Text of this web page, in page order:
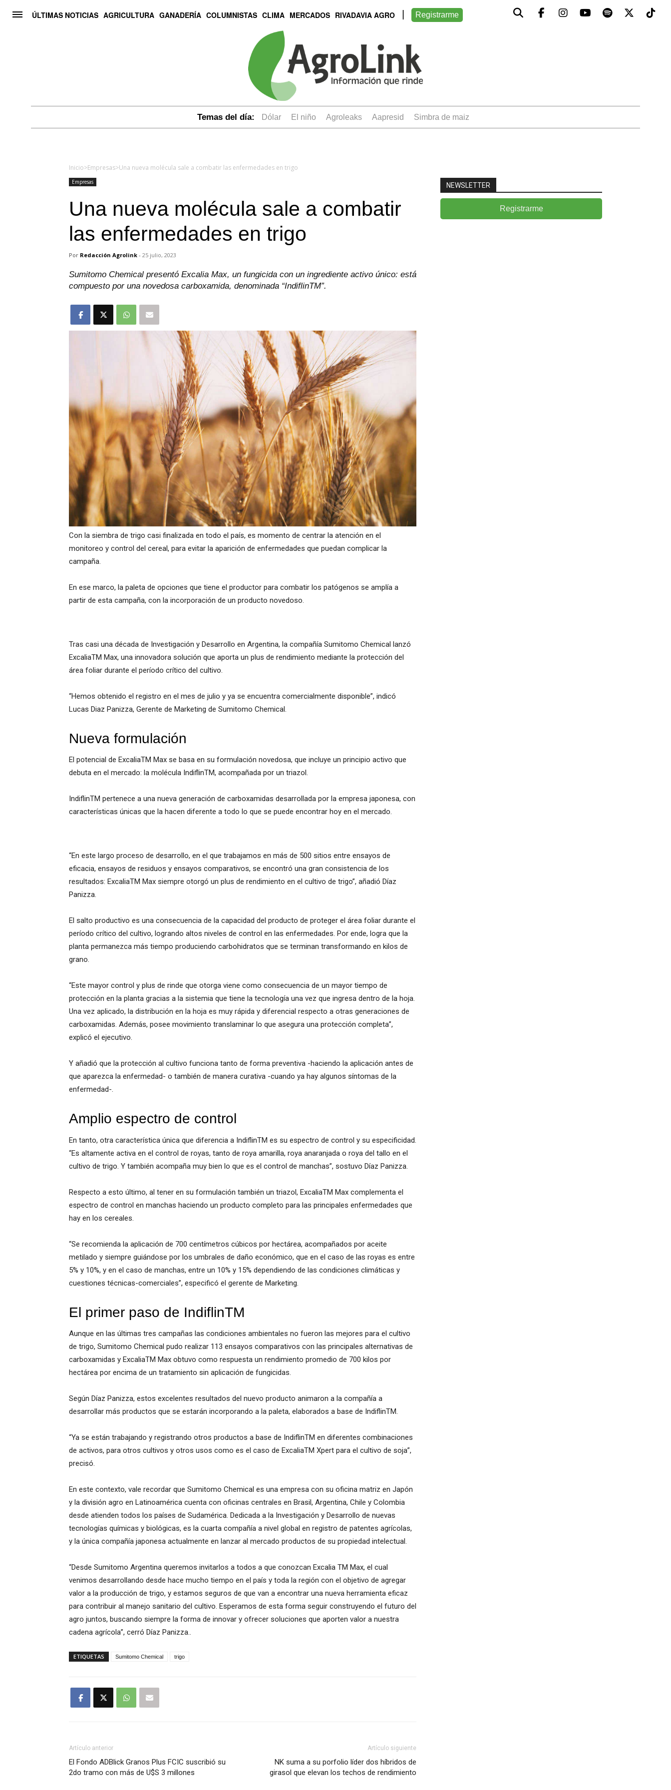
ÚLTIMAS NOTICIAS AGRICULTURA GANADERÍA COLUMNISTAS CLIMA MERCADOS RIVADAVIA AGRO Registrarme
Temas del día: dólar el niño Agroleaks aapresid simbra de maiz
Inicio>Empresas>Una nueva molécula sale a combatir las enfermedades en trigo
Empresas
Una nueva molécula sale a combatir
las enfermedades en trigo
Por Redacción Agrolink - 25 julio, 2023
Sumitomo Chemical presentó Excalia Max, un fungicida con un ingrediente activo único: está
compuesto por una novedosa carboxamida, denominada “IndiflinTM”.
Con la siembra de trigo casi finalizada en todo el país, es momento de centrar la atención en el
monitoreo y control del cereal, para evitar la aparición de enfermedades que puedan complicar la
campaña.
En ese marco, la paleta de opciones que tiene el productor para combatir los patógenos se amplía a
partir de esta campaña, con la incorporación de un producto novedoso.
Tras casi una década de Investigación y Desarrollo en Argentina, la compañía Sumitomo Chemical lanzó
ExcaliaTM Max, una innovadora solución que aporta un plus de rendimiento mediante la protección del
área foliar durante el período crítico del cultivo.
“Hemos obtenido el registro en el mes de julio y ya se encuentra comercialmente disponible”, indicó
Lucas Diaz Panizza, Gerente de Marketing de Sumitomo Chemical.
Nueva formulación
El potencial de ExcaliaTM Max se basa en su formulación novedosa, que incluye un principio activo que
debuta en el mercado: la molécula IndiflinTM, acompañada por un triazol.
IndiflinTM pertenece a una nueva generación de carboxamidas desarrollada por la empresa japonesa, con
características únicas que la hacen diferente a todo lo que se puede encontrar hoy en el mercado.
“En este largo proceso de desarrollo, en el que trabajamos en más de 500 sitios entre ensayos de
eficacia, ensayos de residuos y ensayos comparativos, se encontró una gran consistencia de los
resultados: ExcaliaTM Max siempre otorgó un plus de rendimiento en el cultivo de trigo”, añadió Díaz
Panizza.
El salto productivo es una consecuencia de la capacidad del producto de proteger el área foliar durante el
período crítico del cultivo, logrando altos niveles de control en las enfermedades. Por ende, logra que la
planta permanezca más tiempo produciendo carbohidratos que se terminan transformando en kilos de
grano.
“Este mayor control y plus de rinde que otorga viene como consecuencia de un mayor tiempo de
protección en la planta gracias a la sistemia que tiene la tecnología una vez que ingresa dentro de la hoja.
Una vez aplicado, la distribución en la hoja es muy rápida y diferencial respecto a otras generaciones de
carboxamidas. Además, posee movimiento translaminar lo que asegura una protección completa”,
explicó el ejecutivo.
Y añadió que la protección al cultivo funciona tanto de forma preventiva -haciendo la aplicación antes de
que aparezca la enfermedad- o también de manera curativa -cuando ya hay algunos síntomas de la
enfermedad-.
Amplio espectro de control
En tanto, otra característica única que diferencia a IndiflinTM es su espectro de control y su especificidad.
“Es altamente activa en el control de royas, tanto de roya amarilla, roya anaranjada o roya del tallo en el
cultivo de trigo. Y también acompaña muy bien lo que es el control de manchas”, sostuvo Díaz Panizza.
Respecto a esto último, al tener en su formulación también un triazol, ExcaliaTM Max complementa el
espectro de control en manchas haciendo un producto completo para las principales enfermedades que
hay en los cereales.
“Se recomienda la aplicación de 700 centímetros cúbicos por hectárea, acompañados por aceite
metilado y siempre guiándose por los umbrales de daño económico, que en el caso de las royas es entre
5% y 10%, y en el caso de manchas, entre un 10% y 15% dependiendo de las condiciones climáticas y
cuestiones técnicas-comerciales”, especificó el gerente de Marketing.
El primer paso de IndiflinTM
Aunque en las últimas tres campañas las condiciones ambientales no fueron las mejores para el cultivo
de trigo, Sumitomo Chemical pudo realizar 113 ensayos comparativos con las principales alternativas de
carboxamidas y ExcaliaTM Max obtuvo como respuesta un rendimiento promedio de 700 kilos por
hectárea por encima de un tratamiento sin aplicación de fungicidas.
Según Díaz Panizza, estos excelentes resultados del nuevo producto animaron a la compañía a
desarrollar más productos que se estarán incorporando a la paleta, elaborados a base de IndiflinTM.
“Ya se están trabajando y registrando otros productos a base de IndiflinTM en diferentes combinaciones
de activos, para otros cultivos y otros usos como es el caso de ExcaliaTM Xpert para el cultivo de soja”,
precisó.
En este contexto, vale recordar que Sumitomo Chemical es una empresa con su oficina matriz en Japón
y la división agro en Latinoamérica cuenta con oficinas centrales en Brasil, Argentina, Chile y Colombia
desde atienden todos los países de Sudamérica. Dedicada a la Investigación y Desarrollo de nuevas
tecnologías químicas y biológicas, es la cuarta compañía a nivel global en registro de patentes agrícolas,
y la única compañía japonesa actualmente en lanzar al mercado productos de su propiedad intelectual.
“Desde Sumitomo Argentina queremos invitarlos a todos a que conozcan Excalia TM Max, el cual
venimos desarrollando desde hace mucho tiempo en el país y toda la región con el objetivo de agregar
valor a la producción de trigo, y estamos seguros de que van a encontrar una nueva herramienta eficaz
para contribuir al manejo sanitario del cultivo. Esperamos de esta forma seguir construyendo el futuro del
agro juntos, buscando siempre la forma de innovar y ofrecer soluciones que aporten valor a nuestra
cadena agrícola”, cerró Díaz Panizza..
ETIQUETAS Sumitomo Chemical trigo
Artículo anterior
El Fondo ADBlick Granos Plus FCIC suscribió su
2do tramo con más de U$S 3 millones
Artículo siguiente
NK suma a su porfolio líder dos híbridos de
girasol que elevan los techos de rendimiento
NEWSLETTER
Registrarme